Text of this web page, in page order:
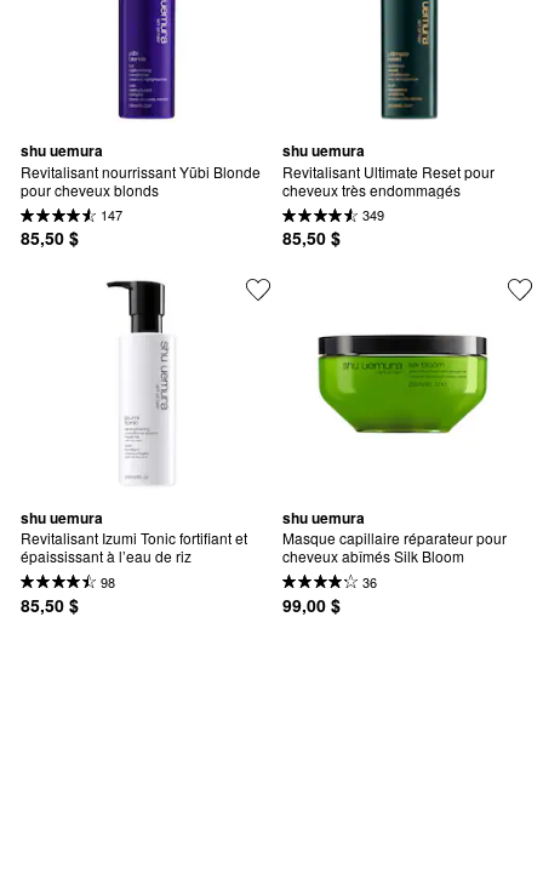
shu uemura
Revitalisant nourrissant Yūbi Blonde
pour cheveux blonds
147
85,50 $
shu uemura
Revitalisant Ultimate Reset pour
cheveux très endommagés
349
85,50 $
shu uemura
Revitalisant Izumi Tonic fortifiant et
épaississant à l’eau de riz
98
85,50 $
shu uemura
Masque capillaire réparateur pour
cheveux abîmés Silk Bloom
36
99,00 $